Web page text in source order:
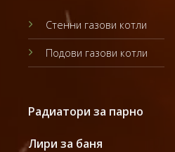
Стенни газови котли
Подови газови котли
Радиатори за парно
Лири за баня